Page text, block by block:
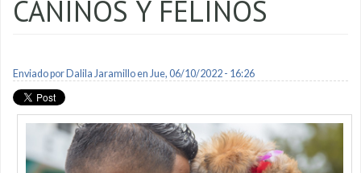
CANINOS Y FELINOS
Enviado por Dalila Jaramilloen Jue, 06/10/2022 - 16:26